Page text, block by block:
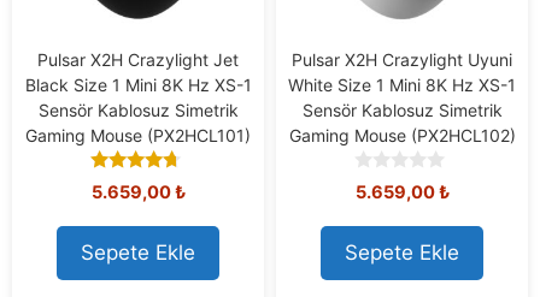
Pulsar X2H Crazylight Jet
Black Size 1 Mini 8K Hz XS-1
Sensör Kablosuz Simetrik
Gaming Mouse (PX2HCL101)
4.50
out of 5
5.659,00₺
Sepete Ekle
Pulsar X2H Crazylight Uyuni
White Size 1 Mini 8K Hz XS-1
Sensör Kablosuz Simetrik
Gaming Mouse (PX2HCL102)
0
o
u
t
o
f
5.659,00₺
Sepete Ekle